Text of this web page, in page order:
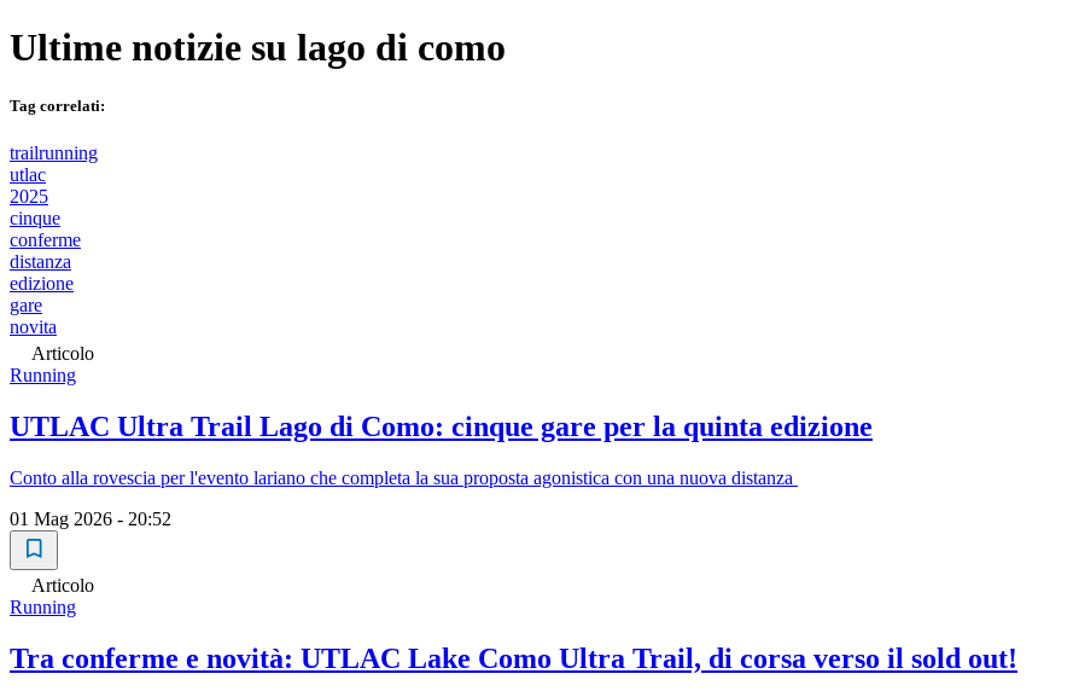
Ultime notizie su lago di como
Tag correlati:
trailrunning
utlac
2025
cinque
conferme
distanza
edizione
gare
novita
Articolo
Running
UTLAC Ultra Trail Lago di Como: cinque gare per la quinta edizione
Conto alla rovescia per l'evento lariano che completa la sua proposta agonistica con una nuova distanza
01 Mag 2026 - 20:52
Articolo
Running
Tra conferme e novità: UTLAC Lake Como Ultra Trail, di corsa verso il sold out!